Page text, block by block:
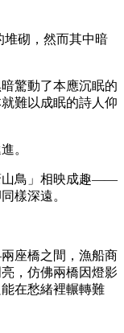
堆砌，然而其中暗
驚動了本應沉眠的
難以成眠的詩人仰
。
山鳥」相映成趣——
樣深遠。
座橋之間，漁船商
，仿佛兩橋因燈影
在愁緒裡輾轉難